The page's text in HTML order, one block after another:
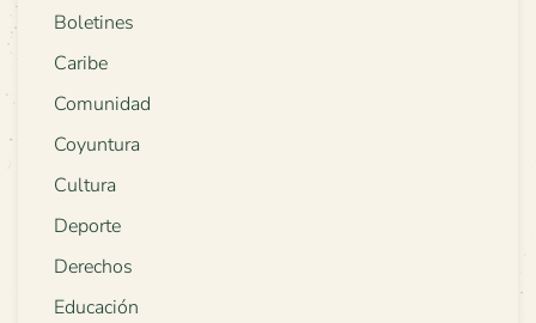
Boletines
Caribe
Comunidad
Coyuntura
Cultura
Deporte
Derechos
Educación